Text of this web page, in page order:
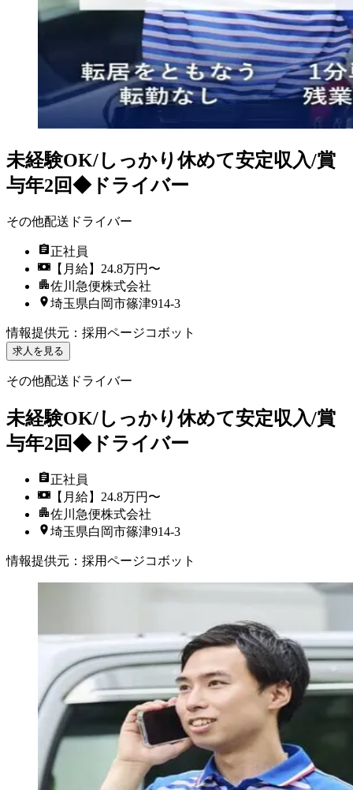
未経験OK/しっかり休めて安定収入/賞
与年2回◆ドライバー
その他配送ドライバー
正社員
【月給】24.8万円〜
佐川急便株式会社
埼玉県白岡市篠津914-3
情報提供元 ： 採用ページコボット
求人を見る
その他配送ドライバー
未経験OK/しっかり休めて安定収入/賞
与年2回◆ドライバー
正社員
【月給】24.8万円〜
佐川急便株式会社
埼玉県白岡市篠津914-3
情報提供元 ： 採用ページコボット